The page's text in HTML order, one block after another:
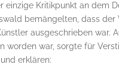
einzige Kritikpunkt an dem
bemängelten, dass
ausgeschrieben war.
worden war, sorgte für
erklären: